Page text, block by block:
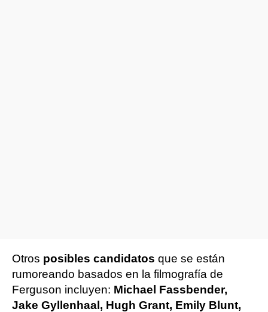
Otros posibles candidatos que se están
rumoreando basados en la filmografía de
Ferguson incluyen: Michael Fassbender,
Jake Gyllenhaal, Hugh Grant, Emily Blunt,